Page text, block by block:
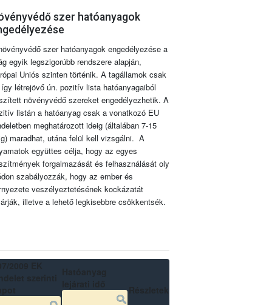
szer hatóanyagok
szer hatóanyagok engedélyezése a
egyik legszigorúbb rendszere alapján,
Uniós szinten történik. A tagállamok csak
létrejövő ún. pozitív lista hatóanyagaiból
növényvédő szereket engedélyezhetik. A
listán a hatóanyag csak a vonatkozó EU
meghatározott ideig (általában 7-15
maradhat, utána felül kell vizsgálni. A
együttes célja, hogy az egyes
forgalmazását és felhasználását oly
szabályozzák, hogy az ember és
veszélyeztetésének kockázatát
illetve a lehető legkisebbre csökkentsék.